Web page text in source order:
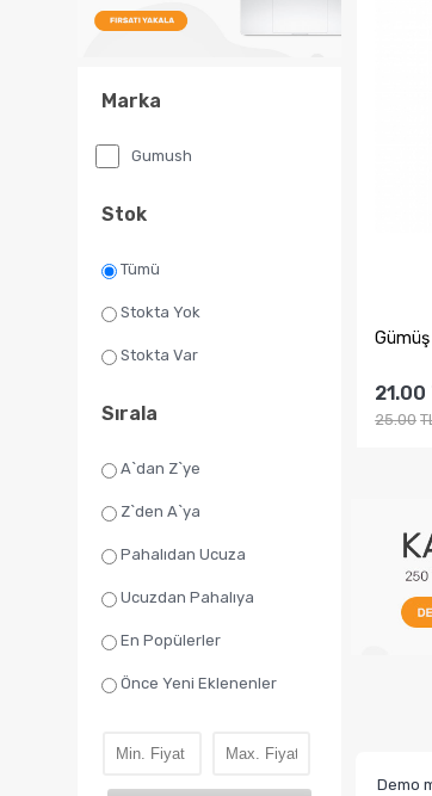
Marka
Gumush
Stok
Tümü
Stokta Yok
Stokta Var
Sırala
A`dan Z`ye
Z`den A`ya
Pahalıdan Ucuza
Ucuzdan Pahalıya
En Popülerler
Önce Yeni Eklenenler
​Gümüş
21.00
25.00
Demo